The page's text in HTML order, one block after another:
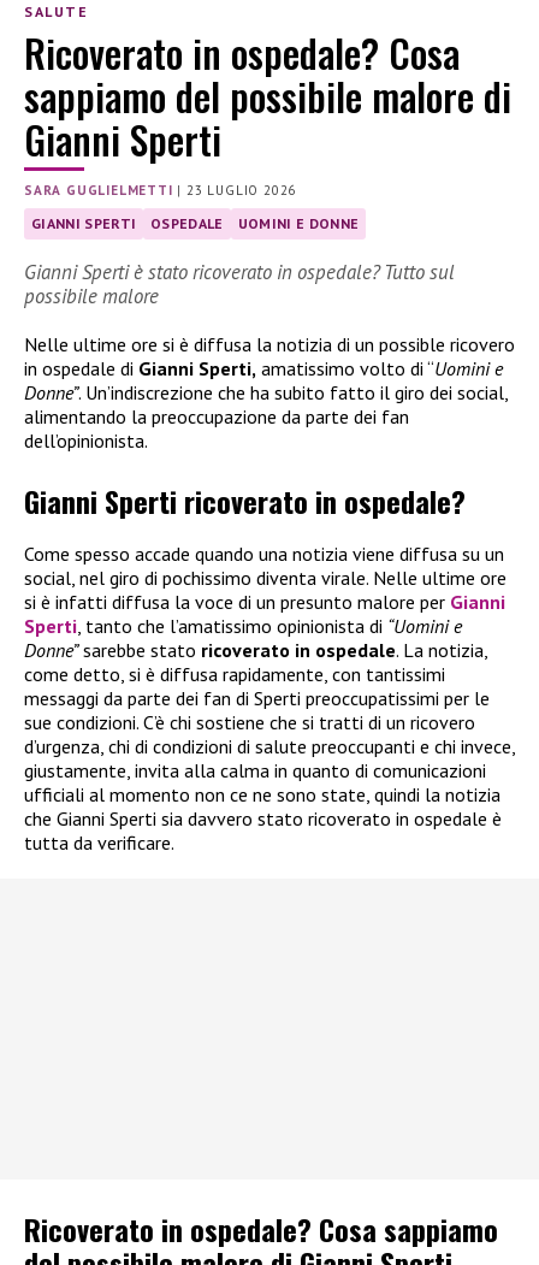
SALUTE
Ricoverato in ospedale? Cosa
sappiamo del possibile malore di
Gianni Sperti
SARA GUGLIELMETTI |23 LUGLIO 2026
GIANNI SPERTI OSPEDALE UOMINI E DONNE
Gianni Sperti è stato ricoverato in ospedale? Tutto sul
possibile malore
Nelle ultime ore si è diffusa la notizia di un possible ricovero
in ospedale di Gianni Sperti, amatissimo volto di “Uomini e
Donne”. Un’indiscrezione che ha subito fatto il giro dei social,
alimentando la preoccupazione da parte dei fan
dell’opinionista.
Gianni Sperti ricoverato in ospedale?
Come spesso accade quando una notizia viene diffusa su un
social, nel giro di pochissimo diventa virale. Nelle ultime ore
si è infatti diffusa la voce di un presunto malore per Gianni
Sperti, tanto che l’amatissimo opinionista di “Uomini e
Donne”sarebbe stato ricoverato in ospedale. La notizia,
come detto, si è diffusa rapidamente, con tantissimi
messaggi da parte dei fan di Sperti preoccupatissimi per le
sue condizioni. C’è chi sostiene che si tratti di un ricovero
d’urgenza, chi di condizioni di salute preoccupanti e chi invece,
giustamente, invita alla calma in quanto di comunicazioni
ufficiali al momento non ce ne sono state, quindi la notizia
che Gianni Sperti sia davvero stato ricoverato in ospedale è
tutta da verificare.
Ricoverato in ospedale? Cosa sappiamo